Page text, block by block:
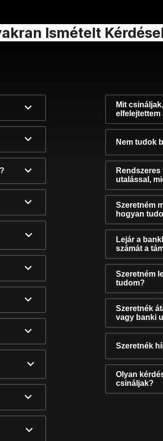
Ismételt
Mit
elfelejtettem
Nem tudok
utalással,
Szeretném
hogyan
Lejár a
számát a
Szeretném
tudom?
Szeretnék
vagy banki
Szeretnék
Olyan
csináljak?